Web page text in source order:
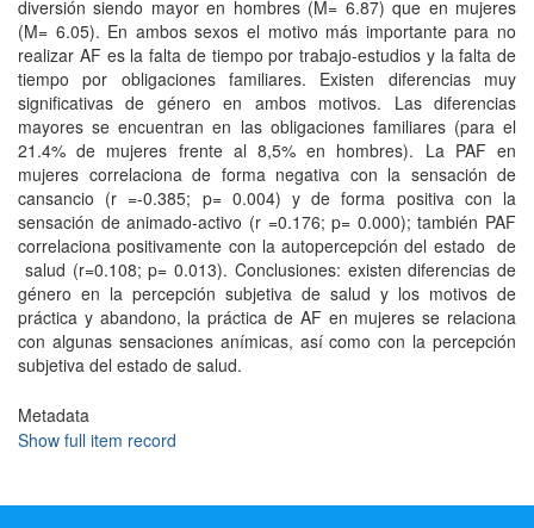
diversión siendo mayor en hombres (M= 6.87) que en mujeres
(M= 6.05). En ambos sexos el motivo más importante para no
realizar AF es la falta de tiempo por trabajo-estudios y la falta de
tiempo por obligaciones familiares. Existen diferencias muy
significativas de género en ambos motivos. Las diferencias
mayores se encuentran en las obligaciones familiares (para el
21.4% de mujeres frente al 8,5% en hombres). La PAF en
mujeres correlaciona de forma negativa con la sensación de
cansancio (r =-0.385; p= 0.004) y de forma positiva con la
sensación de animado-activo (r =0.176; p= 0.000); también PAF
correlaciona positivamente con la autopercepción del estado de
salud (r=0.108; p= 0.013). Conclusiones: existen diferencias de
género en la percepción subjetiva de salud y los motivos de
práctica y abandono, la práctica de AF en mujeres se relaciona
con algunas sensaciones anímicas, así como con la percepción
subjetiva del estado de salud.
Metadata
Show full item record